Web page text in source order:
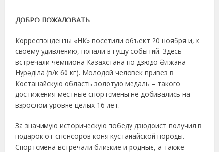
ДОБРО ПОЖАЛОВАТЬ
Корреспонденты «НК» посетили объект 20 ноября и, к
своему удивлению, попали в гущу событий. Здесь
встречали чемпиона Казахстана по дзюдо Әлжана
Нурәділа (в/к 60 кг). Молодой человек привез в
Костанайскую область золотую медаль – такого
достижения местные спортсмены не добивались на
взрослом уровне целых 16 лет.
За значимую историческую победу дзюдоист получил в
подарок от спонсоров коня кустанайской породы.
Спортсмена встречали близкие и родные, а также